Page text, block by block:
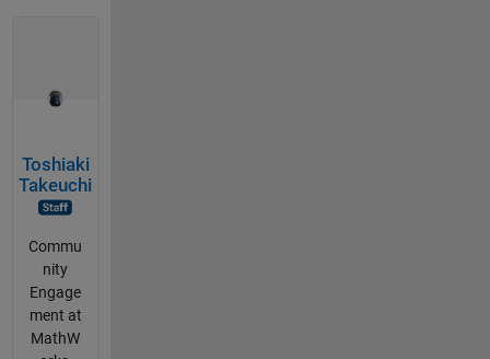
Toshiaki
Takeuchi
Commu
nity
Engage
ment at
MathW